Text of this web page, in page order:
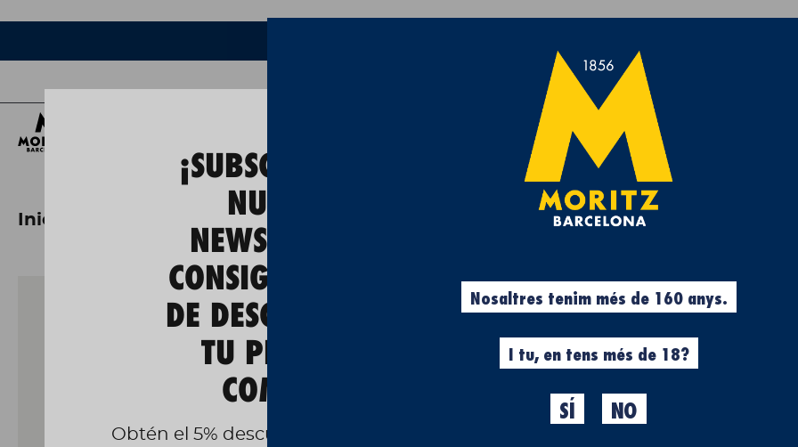
Experiències Cool Stuff
Inici seat 600 miniatura
Cool Stuff
SEAT 600
Made in Moritz
Miniatura de l'autèntic
importants de la nostra
venia la cervesa tota la
¡SUBSCRÍBETE A
NUESTRA
NEWSLETTER Y
CONSIGUE UN 5%
DE DESCUENTO EN
TU PRIMERA
COMPRA!
Obtén el 5% descuento, registrándote ahora.
Nosaltres tenim més de 160 anys.
I tu, en tens més de 18?
SÍ NO